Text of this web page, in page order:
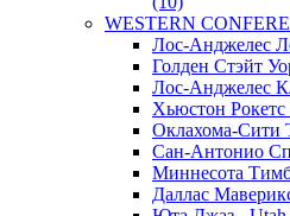
WESTERN
Лос-Анджелес
Голден Стэйт
Лос-Анджелес
Хьюстон Рокетс
Оклахома-Сити
Сан-Антонио
Миннесота
Даллас